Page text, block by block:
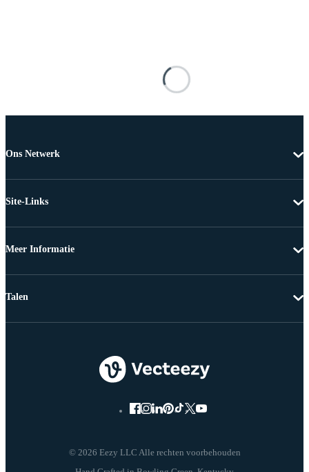
Ons Netwerk
Site-Links
Meer Informatie
© 2026 Eezy LLC Alle rechten voorbehouden
Talen